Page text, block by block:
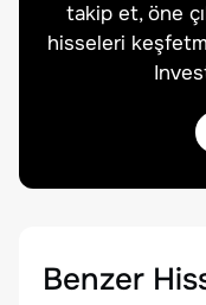
takip et, öne
hisseleri
Benzer